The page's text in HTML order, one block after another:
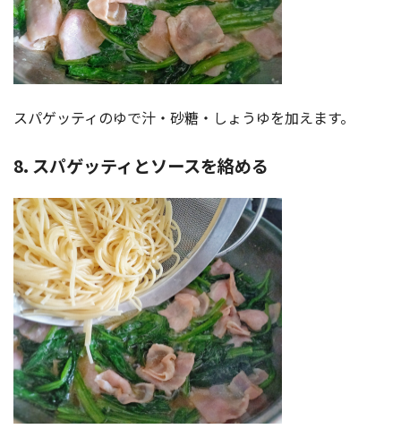
スパゲッティのゆで汁・砂糖・しょうゆを加えます。
8. スパゲッティとソースを絡める